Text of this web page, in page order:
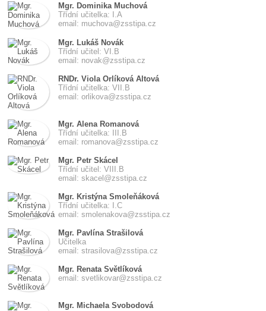
Mgr. Dominika Muchová
Třídní učitelka: I.A
email: muchova@zsstipa.cz
Mgr. Lukáš Novák
Třídní učitel: VI.B
email: novak@zsstipa.cz
RNDr. Viola Orlíková Altová
Třídní učitelka: VII.B
email: orlikova@zsstipa.cz
Mgr. Alena Romanová
Třídní učitelka: III.B
email: romanova@zsstipa.cz
Mgr. Petr Skácel
Třídní učitel: VIII.B
email: skacel@zsstipa.cz
Mgr. Kristýna Smoleňáková
Třídní učitelka: I.C
email: smolenakova@zsstipa.cz
Mgr. Pavlína Strašilová
Učitelka
email: strasilova@zsstipa.cz
Mgr. Renata Světlíková
email: svetlikovar@zsstipa.cz
Mgr. Michaela Svobodová